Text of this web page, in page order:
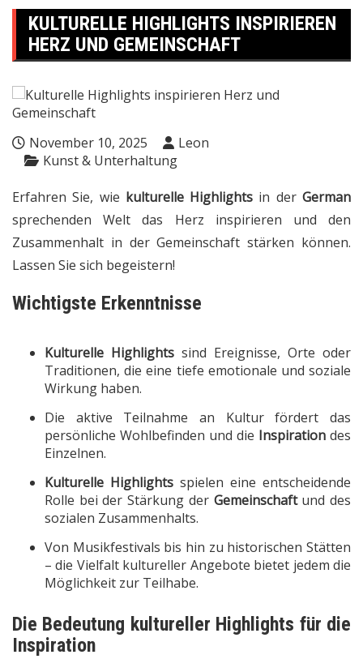
KULTURELLE HIGHLIGHTS INSPIRIEREN
HERZ UND GEMEINSCHAFT
November 10, 2025
Leon
Kunst & Unterhaltung
Erfahren Sie, wie kulturelle Highlights in derGerman
sprechenden Welt das Herz inspirieren und den
Zusammenhalt in der Gemeinschaft stärken können.
Lassen Sie sich begeistern!
Wichtigste Erkenntnisse
Kulturelle Highlights sind Ereignisse, Orte oder
Traditionen, die eine tiefe emotionale und soziale
Wirkung haben.
Die aktive Teilnahme an Kultur fördert das
persönliche Wohlbefinden und die Inspiration des
Einzelnen.
Kulturelle Highlights spielen eine entscheidende
Rolle bei der Stärkung der Gemeinschaftund des
sozialen Zusammenhalts.
Von Musikfestivals bis hin zu historischen Stätten
– die Vielfalt kultureller Angebote bietet jedem die
Möglichkeit zur Teilhabe.
Die Bedeutung kultureller Highlights für die
Inspiration